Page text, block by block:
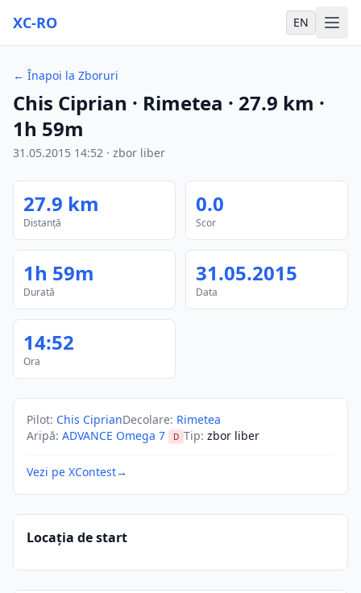
XC-RO EN
← Înapoi la Zboruri
Chis Ciprian · Rimetea · 27.9 km ·
1h 59m
31.05.2015 14:52 · zbor liber
27.9 km
Distanță
0.0
Scor
1h 59m
Durată
31.05.2015
Data
14:52
Ora
Pilot: Chis CiprianDecolare: Rimetea
Aripă: ADVANCE Omega 7 D Tip: zbor liber
Vezi pe XContest→
Locația de start